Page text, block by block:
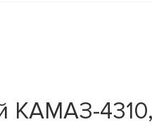
КАМАЗ-